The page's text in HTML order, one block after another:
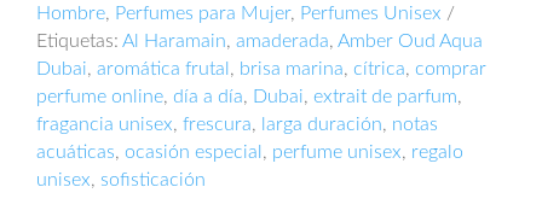
Extrait
75ml
cantidad
Hombre, Perfumes para Mujer, Perfumes Unisex
Etiquetas: Al Haramain, amaderada, Amber Oud Aqua
Dubai, aromática frutal , brisa marina, cítrica, comprar
perfume online, día a día, Dubai, extrait de parfum,
fragancia unisex, frescura, larga duración, notas
acuáticas, ocasión especial , perfume unisex, regalo
unisex, sofisticación